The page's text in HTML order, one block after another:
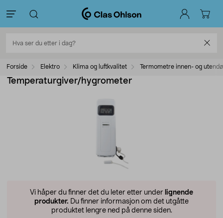
Forside Elektro Klima og luftkvalitet Termometre innen- og
Temperaturgiver/hygrometer
Vi håper du finner det du leter etter under lignende
produkter. Du finner informasjon om det utgåtte
produktet lengre ned på denne siden.